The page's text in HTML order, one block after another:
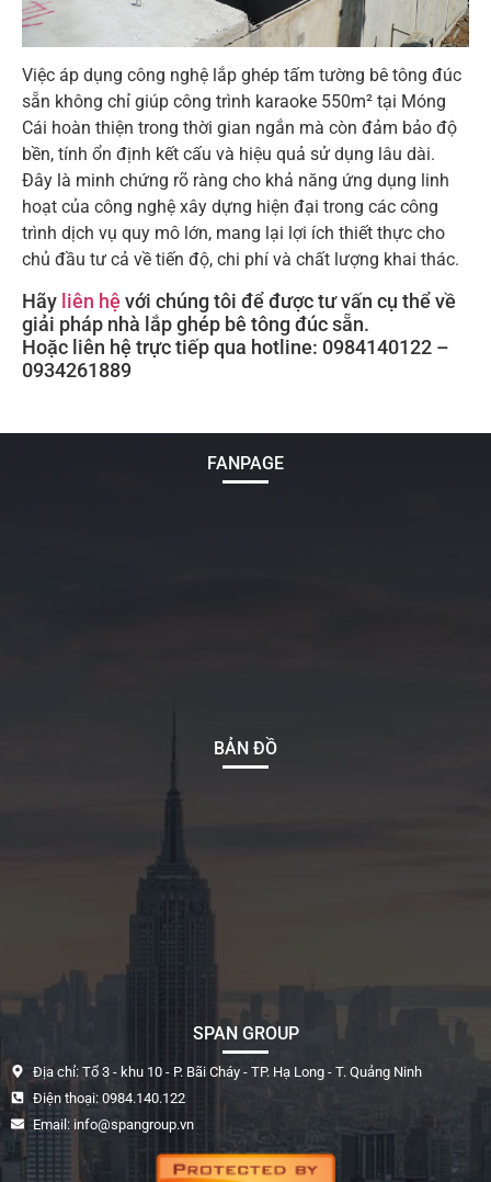
Việc áp dụng công nghệ lắp ghép tấm tường bê tông đúc
sẵn không chỉ giúp công trình karaoke 550m² tại Móng
Cái hoàn thiện trong thời gian ngắn mà còn đảm bảo độ
bền, tính ổn định kết cấu và hiệu quả sử dụng lâu dài.
Đây là minh chứng rõ ràng cho khả năng ứng dụng linh
hoạt của công nghệ xây dựng hiện đại trong các công
trình dịch vụ quy mô lớn, mang lại lợi ích thiết thực cho
chủ đầu tư cả về tiến độ, chi phí và chất lượng khai thác.
Hãy liên hệ với chúng tôi để được tư vấn cụ thể về
giải pháp nhà lắp ghép bê tông đúc sẵn.
Hoặc liên hệ trực tiếp qua hotline: 0984140122 –
0934261889
FANPAGE
BẢN ĐỒ
SPAN GROUP
Địa chỉ: Tổ 3 - khu 10 - P. Bãi Cháy - TP. Hạ Long - T. Quảng Ninh
Điện thoại: 0984.140.122
Email: info@spangroup.vn